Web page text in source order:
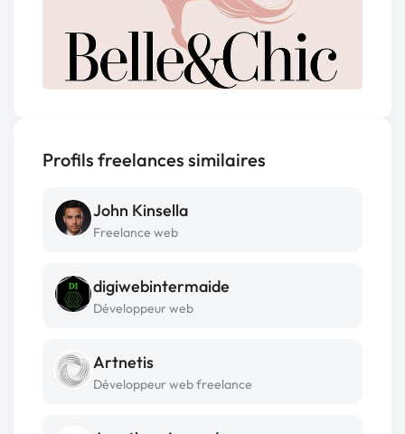
Profils freelances similaires
John Kinsella
Freelance web
digiwebintermaide
Développeur web
Artnetis
Développeur web freelance